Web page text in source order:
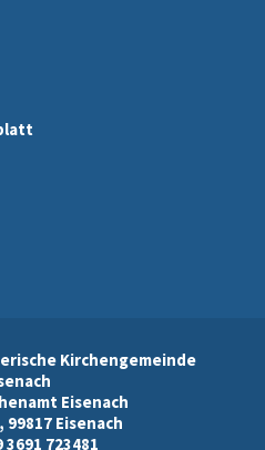
Kirchengemeinde
Eisenach
Eisenach
723481